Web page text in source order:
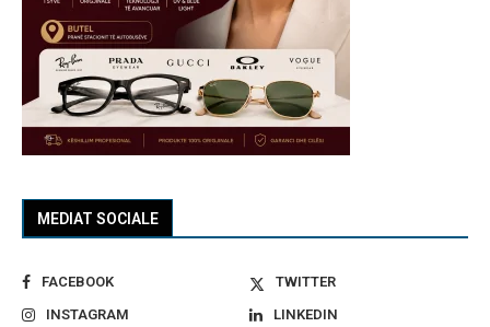
MEDIAT SOCIALE
FACEBOOK
TWITTER
INSTAGRAM
LINKEDIN